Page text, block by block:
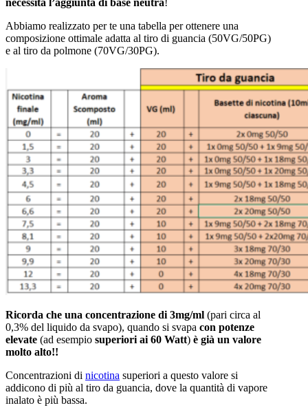
Abbiamo realizzato per te una tabella per ottenere una
composizione ottimale adatta al tiro di guancia (50VG/50PG)
e al tiro da polmone (70VG/30PG).
Ricorda che una concentrazione di 3mg/ml (pari circa al
0,3% del liquido da svapo), quando si svapa con potenze
elevate (ad esempio superiori ai 60 Watt) è già un valore
molto alto!!
Concentrazioni di nicotina superiori a questo valore si
addicono di più al tiro da guancia, dove la quantità di vapore
inalato è più bassa.